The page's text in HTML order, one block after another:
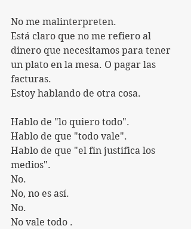
No me malinterpreten.
Está claro que no me refiero al
dinero que necesitamos para tener
un plato en la mesa. O pagar las
facturas.
Estoy hablando de otra cosa.
Hablo de "lo quiero todo".
Hablo de que "todo vale".
Hablo de que "el fin justifica los
medios".
No.
No, no es así.
No.
No vale todo .